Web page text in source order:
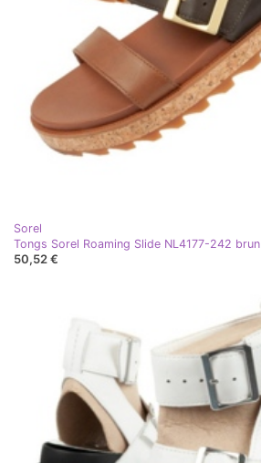
Sorel
Tongs Sorel Roaming Slide NL4177-242 brun
50,52 €